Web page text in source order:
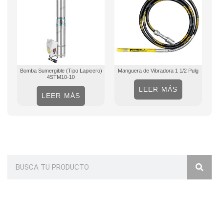
Bomba Sumergible (Tipo Lapicero)
4STM10-10
LEER MÁS
Manguera de Vibradora 1 1/2 Pulg
LEER MÁS